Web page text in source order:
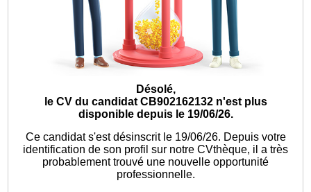
Désolé,
le CV du candidat CB902162132 n'est plus
disponible depuis le 19/06/26.
Ce candidat s'est désinscrit le 19/06/26. Depuis votre
identification de son profil sur notre CVthèque, il a très
probablement trouvé une nouvelle opportunité
professionnelle.